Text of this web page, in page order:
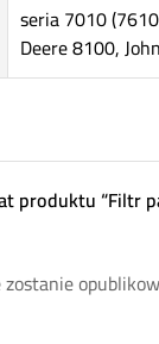
seria 7010
Deere 8100,
produktu “Filtr